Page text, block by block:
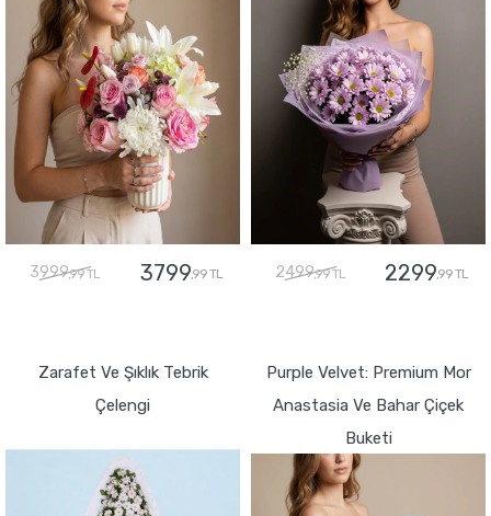
3999,99 TL 3799,99 TL 2499,99 TL 2299,99 TL
Zarafet Ve Şıklık Tebrik
Çelengi
Purple Velvet: Premium Mor
Anastasia Ve Bahar Çiçek
Buketi